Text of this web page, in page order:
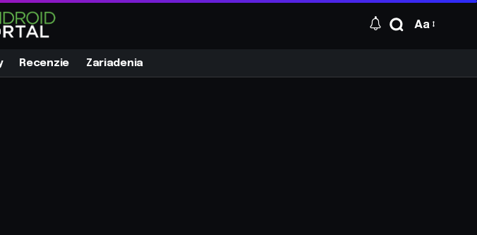
Aa
Recenzie Zariadenia